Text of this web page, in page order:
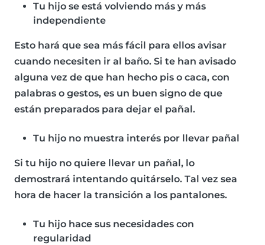
Tu hijo se está volviendo más y más
independiente
Esto hará que sea más fácil para ellos avisar
cuando necesiten ir al baño. Si te han avisado
alguna vez de que han hecho pis o caca, con
palabras o gestos, es un buen signo de que
están preparados para dejar el pañal.
Tu hijo no muestra interés por llevar pañal
Si tu hijo no quiere llevar un pañal, lo
demostrará intentando quitárselo. Tal vez sea
hora de hacer la transición a los pantalones.
Tu hijo hace sus necesidades con
regularidad